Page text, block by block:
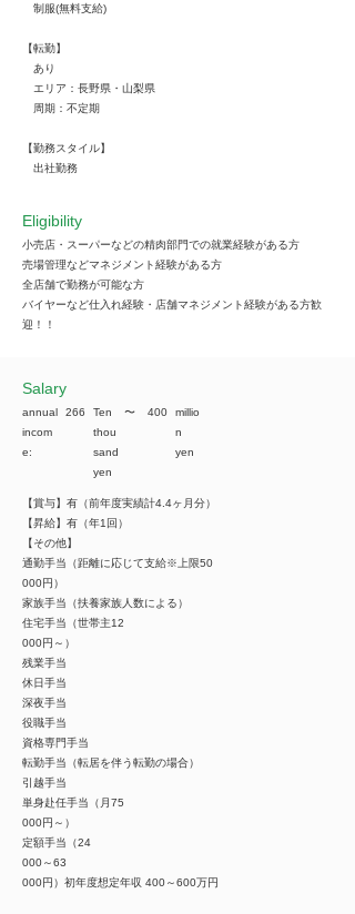
制服(無料支給)
【転勤】
あり
エリア：長野県・山梨県
周期：不定期
【勤務スタイル】
出社勤務
Eligibility
小売店・スーパーなどの精肉部門での就業経験がある方
売場管理などマネジメント経験がある方
全店舗で勤務が可能な方
バイヤーなど仕入れ経験・店舗マネジメント経験がある方歓
迎！！
​Salary
annual
incom
e:
266
Ten
thou
sand
yen
​〜 400
millio
n
yen
【賞与】有（前年度実績計4.4ヶ月分）
【昇給】有（年1回）
【その他】
通勤手当（距離に応じて支給※上限50
000円）
家族手当（扶養家族人数による）
住宅手当（世帯主12
000円～）
残業手当
休日手当
深夜手当
役職手当
資格専門手当
転勤手当（転居を伴う転勤の場合）
引越手当
単身赴任手当（月75
000円～）
定額手当（24
000～63
000円）初年度想定年収 400～600万円